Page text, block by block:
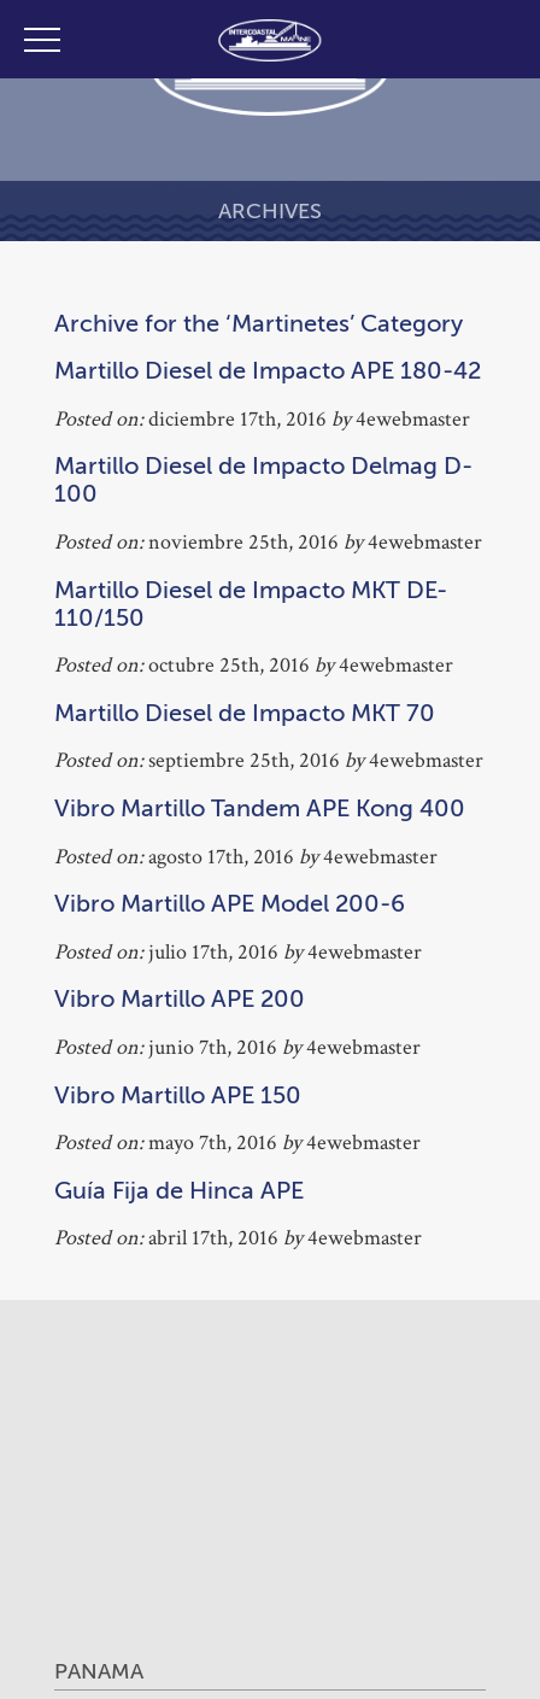
ARCHIVES
Archive for the ‘Martinetes’ Category
Martillo Diesel de Impacto APE 180-42
Posted on:diciembre 17th, 2016 by4ewebmaster
Martillo Diesel de Impacto Delmag D-
100
Posted on:noviembre 25th, 2016 by4ewebmaster
Martillo Diesel de Impacto MKT DE-
110/150
Posted on:octubre 25th, 2016 by4ewebmaster
Martillo Diesel de Impacto MKT 70
Posted on:septiembre 25th, 2016 by4ewebmaster
Vibro Martillo Tandem APE Kong 400
Posted on:agosto 17th, 2016 by4ewebmaster
Vibro Martillo APE Model 200-6
Posted on:julio 17th, 2016 by4ewebmaster
Vibro Martillo APE 200
Posted on:junio 7th, 2016 by4ewebmaster
Vibro Martillo APE 150
Posted on:mayo 7th, 2016 by4ewebmaster
Guía Fija de Hinca APE
Posted on:abril 17th, 2016 by4ewebmaster
PANAMA